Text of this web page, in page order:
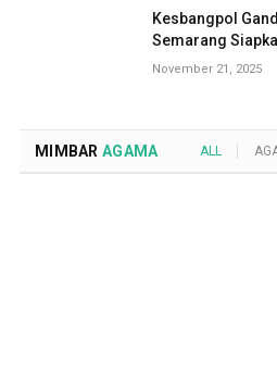
Kesbangpol
Semarang
November 21, 2025
MIMBAR AGAMA ALL